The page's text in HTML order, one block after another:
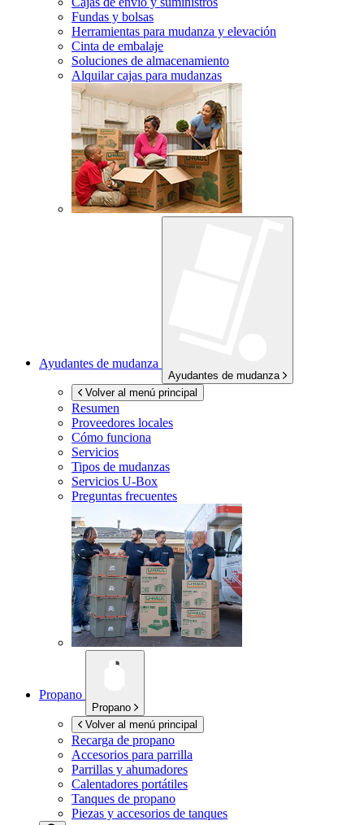
Fundas y bolsas
Herramientas para mudanza y elevación
Cinta de embalaje
Soluciones de almacenamiento
Alquilar cajas para mudanzas
Ayudantes de mudanza
Ayudantes de mudanza
Volver al menú principal
Resumen
Proveedores locales
Cómo funciona
Servicios
Tipos de mudanzas
Servicios U-Box
Preguntas frecuentes
Propano
Propano
Volver al menú principal
Recarga de propano
Accesorios para parrilla
Parrillas y ahumadores
Calentadores portátiles
Tanques de propano
Piezas y accesorios de tanques